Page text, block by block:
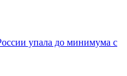
упала до минимума с